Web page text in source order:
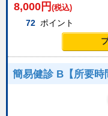
8,000 円 (税込)
72 ポイント
簡易健診 B【所要時